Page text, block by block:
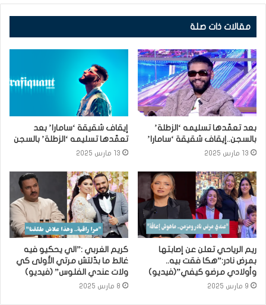
مقالات ذات صلة
بعد تعمّدها تسليمه ‘الزطلة’
بالسجن..إيقاف شقيقة ‘سامارا’
13 مارس 2025
إيقاف شقيقة ‘سامارا’ بعد
تعمّدها تسليمه ‘الزطلة’ بالسجن
13 مارس 2025
ريم الرياحي تعلن عن إصابتها
بمرض نادر:”هكا فقت بيه..
وأولادي مرضو كيفي”(فيديو)
9 مارس 2025
كريم الغربي :”الي يحكيو فيه
غالط ما بدّلتش مرتي الأولى كي
ولات عندي الفلوس” (فيديو)
8 مارس 2025